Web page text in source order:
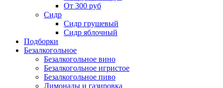
От 300 руб
Сидр
Сидр грушевый
Сидр яблочный
Подборки
Безалкогольное
Безалкогольное вино
Безалкогольное игристое
Безалкогольное пиво
Лимонады и газировка